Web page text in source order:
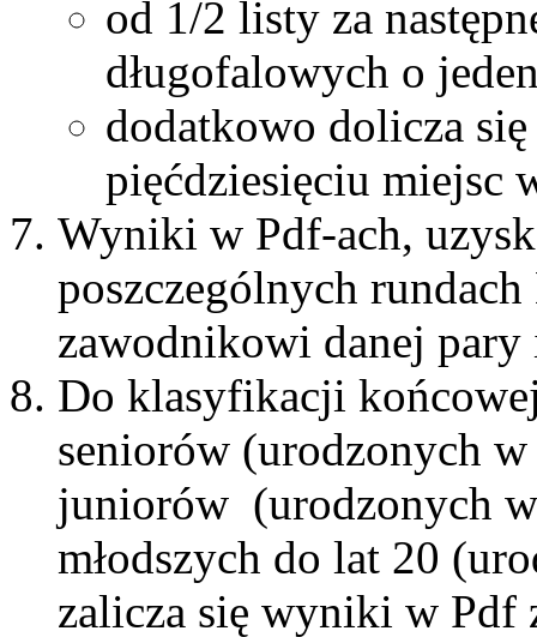
od 1/2 listy za
długofalowych o
dodatkowo dolicza
pięćdziesięciu miejsc
Wyniki w Pdf-ach,
poszczególnych
zawodnikowi danej
Do klasyfikacji
seniorów (urodzonych
juniorów (urodzonych
młodszych do lat 20
zalicza się wyniki w Pdf